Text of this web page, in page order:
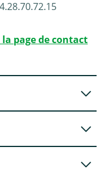
la page de contact